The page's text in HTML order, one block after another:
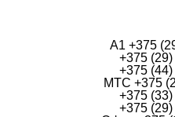
А1 +375
+375
+375
МТС +375
+375
+375